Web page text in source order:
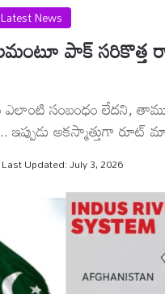
Latest News
పాక్
సంబంధం లేదని,
ఇప్పుడు అకస్మాత్తుగా రూట్
Last Updated: July 3, 2026